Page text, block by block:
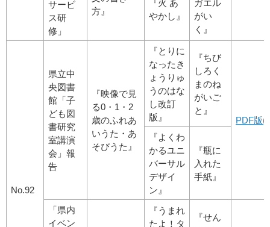
サービ
ス研
修」
方』
『火 あ
やかし』
ガエル
がい
く』
No.92
県立中
央図書
館「子
ども図
書研究
室講演
会」報
告
『映像で見
る0・1・2
歳のふれあ
いうた・あ
そびうた』
『とりに
なったき
ょうりゅ
うのはな
し改訂
版』
『ちび
しろく
まのね
がいご
と』
PDF版(
『よくわ
かるユニ
バーサル
デザイ
ン』
『瓶に
入れた
手紙』
「県内
イベン
『うまれ
たよ！タ
『せん